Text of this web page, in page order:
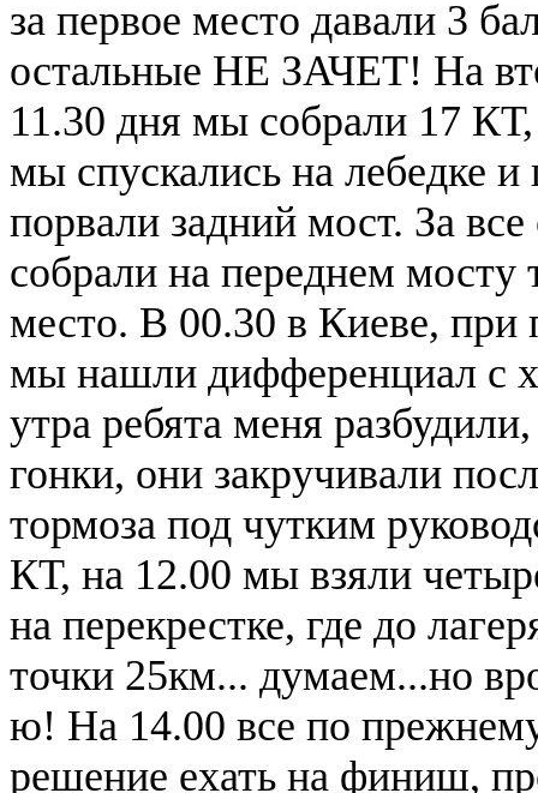
за первое место давали 3
остальные НЕ ЗАЧЕТ! На
11.30 дня мы собрали 17
мы спускались на лебедке
порвали задний мост. За
собрали на переднем мосту
место. В 00.30 в Киеве,
мы нашли дифференциал с
утра ребята меня
гонки, они закручивали
тормоза под чутким
КТ, на 12.00 мы взяли
на перекрестке, где до
точки 25км... думаем...но
ю! На 14.00 все по
решение ехать на финиш,